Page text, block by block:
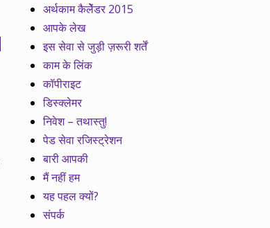
अर्थकाम कैलेेंडर 2015
आपके लेख
इस सेवा से जुड़ी ज़रूरी शर्तें
काम के लिंक
कॉपीराइट
डिस्क्लेमर
निवेश – तथास्तु!
पेड सेवा रजिस्ट्रेशन
बारी आपकी
मैं नहीं हम
यह पहल क्यों?
संपर्क